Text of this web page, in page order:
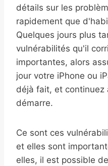
détails sur les
rapidement que
Quelques jours plus
vulnérabilités qu'il
importantes, alors
jour votre iPhone ou
déjà fait, et continuez
démarre.
Ce sont ces
et elles sont
elles, il est possible